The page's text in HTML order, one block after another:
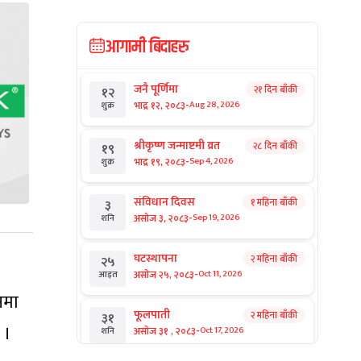
आगामी बिदाहरु
१२
शुक्र
जनै पूर्णिमा
भाद्र १२, २०८३-Aug 28, 2026
२१ दिन बाँकी
१९
शुक्र
श्रीकृष्ण जन्माष्टमी व्रत
भाद्र १९, २०८३-Sep 4, 2026
२८ दिन बाँकी
३
शनि
संविधान दिवस
असोज ३, २०८३-Sep 19, 2026
१ महिना बाँकी
२५
आइत
घटस्थापना
असोज २५, २०८३-Oct 11, 2026
२ महिना बाँकी
३१
शनि
फूलपाती
असोज ३१ , २०८३-Oct 17, 2026
२ महिना बाँकी